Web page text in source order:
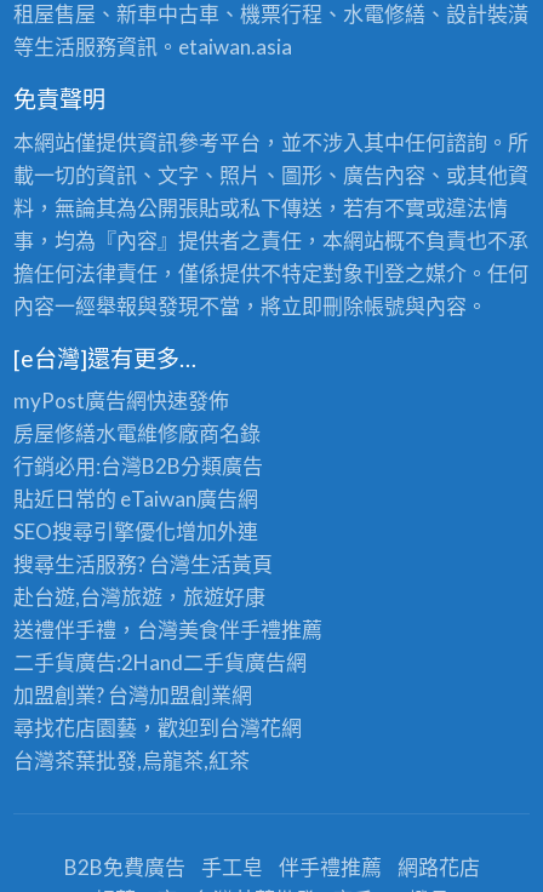
租屋售屋、新車中古車、機票行程、水電修繕、設計裝潢
等生活服務資訊。etaiwan.asia
免責聲明
本網站僅提供資訊參考平台，並不涉入其中任何諮詢。所
載一切的資訊、文字、照片、圖形、廣告內容、或其他資
料，無論其為公開張貼或私下傳送，若有不實或違法情
事，均為『內容』提供者之責任，本網站概不負責也不承
擔任何法律責任，僅係提供不特定對象刊登之媒介。任何
內容一經舉報與發現不當，將立即刪除帳號與內容。
[e台灣]還有更多…
myPost廣告網快速發佈
房屋修繕水電維修廠商名錄
行銷必用:台灣B2B分類廣告
貼近日常的 eTaiwan廣告網
SEO搜尋引擎優化增加外連
搜尋生活服務? 台灣生活黃頁
赴台遊,台灣旅遊，旅遊好康
送禮伴手禮，台灣美食伴手禮推薦
二手貨廣告:2Hand二手貨廣告網
加盟創業? 台灣加盟創業網
尋找花店園藝，歡迎到 台灣花網
台灣茶葉批發,烏龍茶,紅茶
B2B免費廣告 手工皂 伴手禮推薦
網路花店